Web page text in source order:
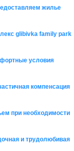
жилье
glibivka family park
условия
компенсация
при необходимости
и трудолюбивая